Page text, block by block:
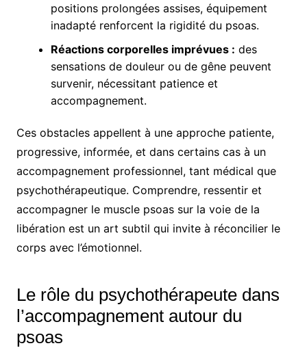
positions prolongées assises, équipement
inadapté renforcent la rigidité du psoas.
Réactions corporelles imprévues : des
sensations de douleur ou de gêne peuvent
survenir, nécessitant patience et
accompagnement.
Ces obstacles appellent à une approche patiente,
progressive, informée, et dans certains cas à un
accompagnement professionnel, tant médical que
psychothérapeutique. Comprendre, ressentir et
accompagner le muscle psoas sur la voie de la
libération est un art subtil qui invite à réconcilier le
corps avec l’émotionnel.
Le rôle du psychothérapeute dans
l’accompagnement autour du
psoas